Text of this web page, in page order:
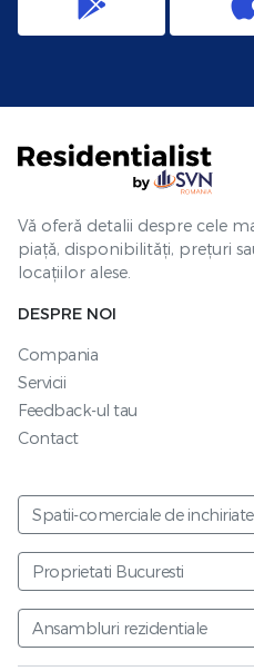
Vă oferă detalii despre cele
piață, disponibilități, prețuri
locațiilor alese.
DESPRE NOI
Compania
Servicii
Feedback-ul tau
Contact
Spatii-comerciale de inchiriate
Proprietati Bucuresti
Ansambluri rezidentiale